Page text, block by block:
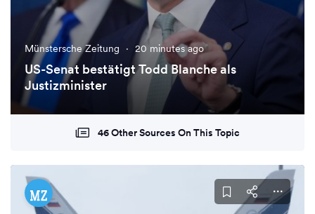
Münstersche Zeitung · 20 minutes ago
US-Senat bestätigt Todd Blanche als
Justizminister
46 Other Sources On This Topic